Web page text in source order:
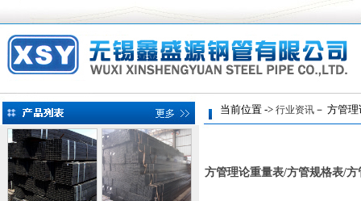
当前位置 -> 行业资讯 － 方管
方管理论重量表/方管规格表/